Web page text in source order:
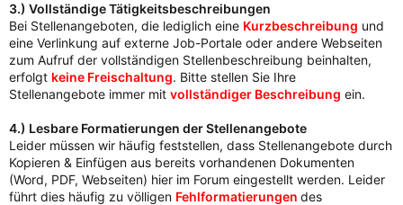
3.) Vollständige Tätigkeitsbeschreibungen
Bei Stellenangeboten, die lediglich eine Kurzbeschreibung und
eine Verlinkung auf externe Job-Portale oder andere Webseiten
zum Aufruf der vollständigen Stellenbeschreibung beinhalten,
erfolgt keine Freischaltung. Bitte stellen Sie Ihre
Stellenangebote immer mit vollständiger Beschreibung ein.
4.) Lesbare Formatierungen der Stellenangebote
Leider müssen wir häufig feststellen, dass Stellenangebote durch
Kopieren & Einfügen aus bereits vorhandenen Dokumenten
(Word, PDF, Webseiten) hier im Forum eingestellt werden. Leider
führt dies häufig zu völligen Fehlformatierungen des